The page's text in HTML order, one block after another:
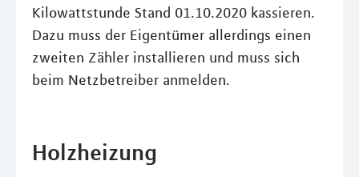
Kilowattstunde Stand 01.10.2020 kassieren.
Dazu muss der Eigentümer allerdings einen
zweiten Zähler installieren und muss sich
beim Netzbetreiber anmelden.
Holzheizung